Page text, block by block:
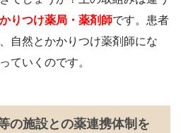
りつけ薬局・薬剤師です。患者
自然とかかりつけ薬剤師にな
ていくのです。
の施設との薬連携体制を